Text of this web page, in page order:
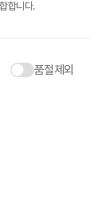
합니다.
품절제외